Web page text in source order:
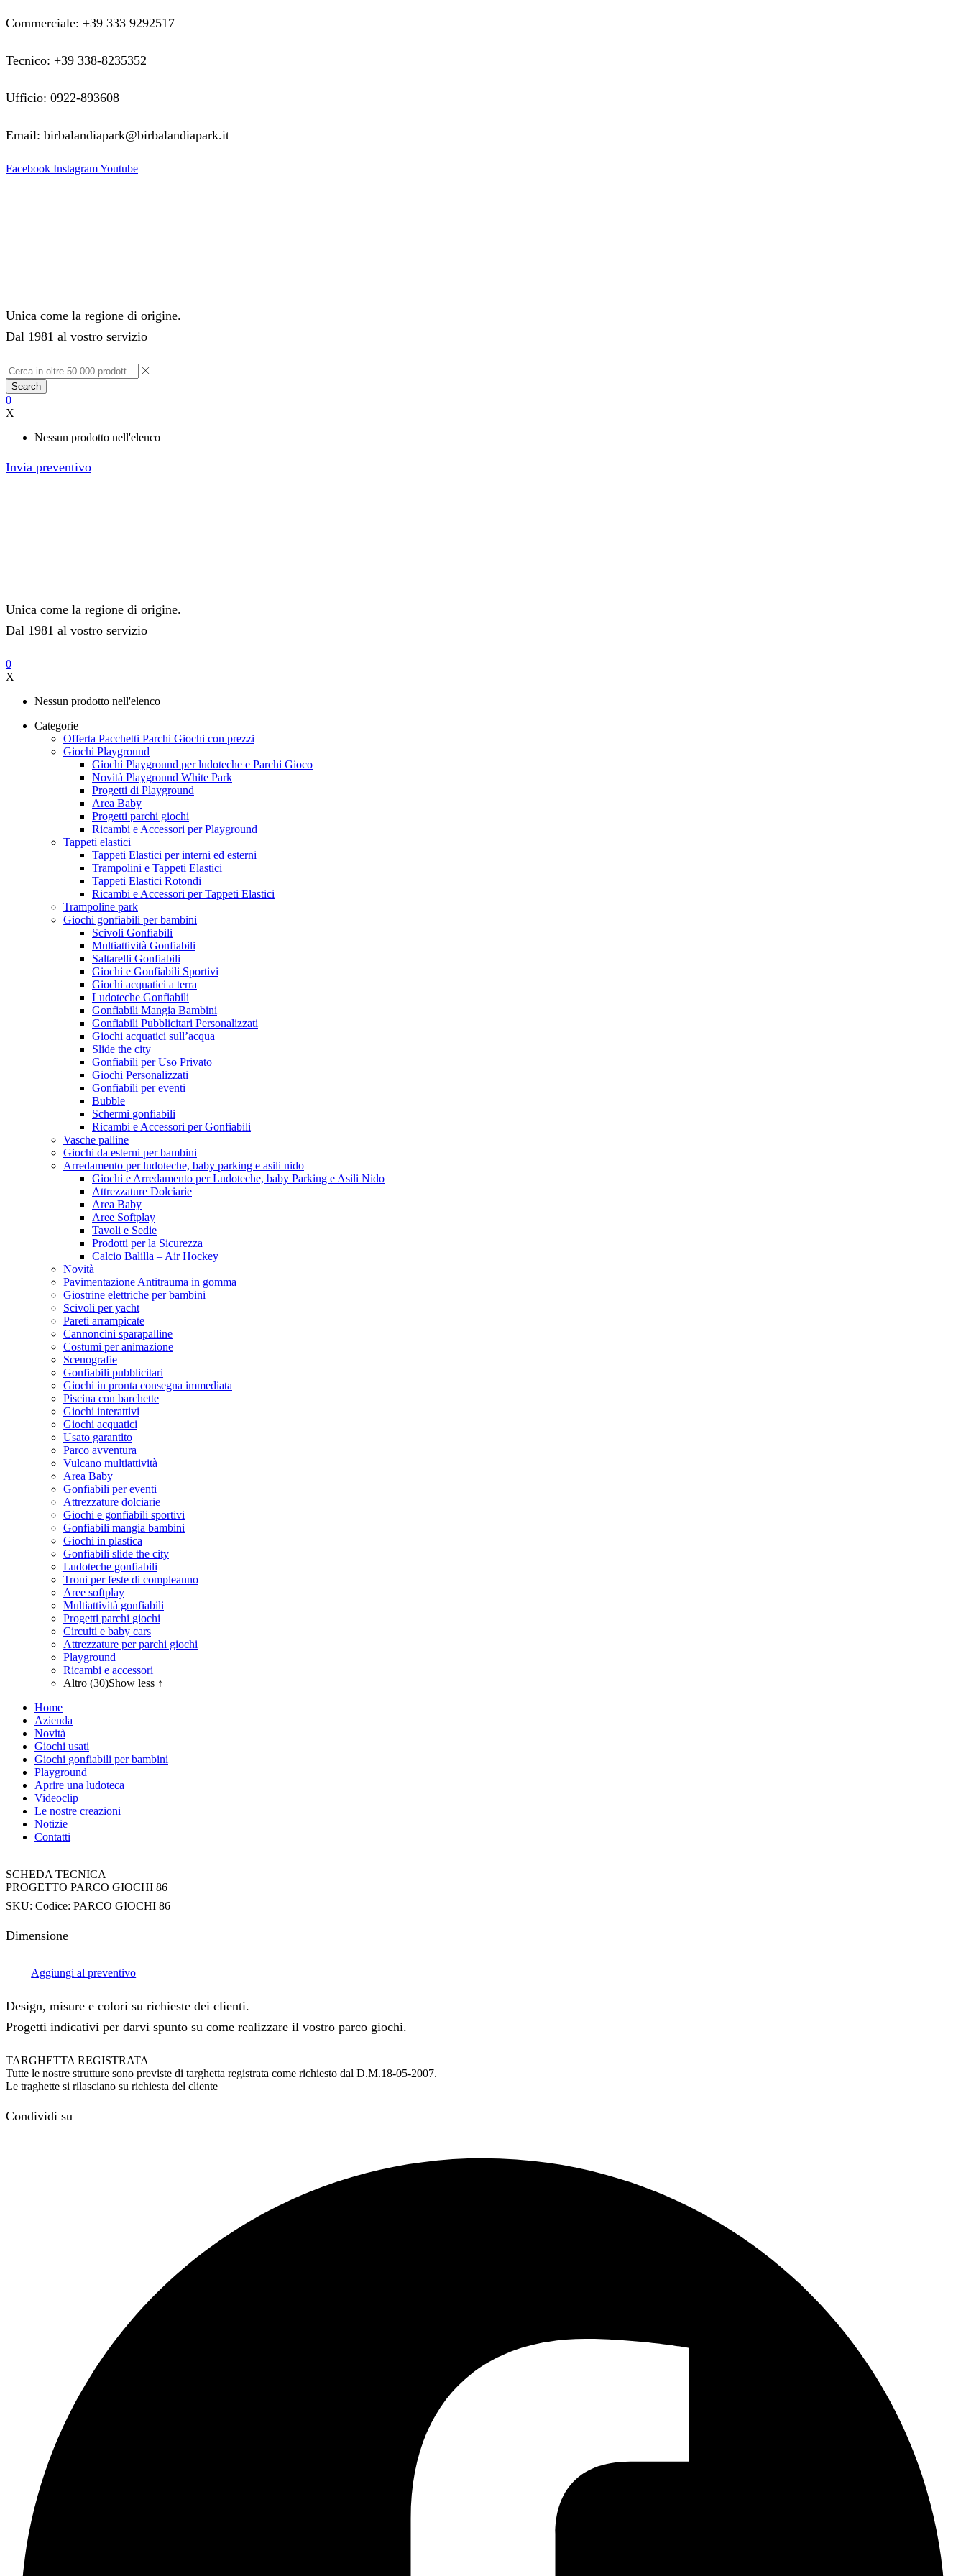
Commerciale: +39 333 9292517
Tecnico: +39 338-8235352
Ufficio: 0922-893608
Email: birbalandiapark@birbalandiapark.it
Facebook InstagramYoutube
Unica come la regione di origine.
Dal 1981 al vostro servizio
Search
0
X
Nessun prodotto nell'elenco
Invia preventivo
Unica come la regione di origine.
Dal 1981 al vostro servizio
0
X
Nessun prodotto nell'elenco
Categorie
Offerta Pacchetti Parchi Giochi con prezzi
Giochi Playground
Giochi Playground per ludoteche e Parchi Gioco
Novità Playground White Park
Progetti di Playground
Area Baby
Progetti parchi giochi
Ricambi e Accessori per Playground
Tappeti elastici
Tappeti Elastici per interni ed esterni
Trampolini e Tappeti Elastici
Tappeti Elastici Rotondi
Ricambi e Accessori per Tappeti Elastici
Trampoline park
Giochi gonfiabili per bambini
Scivoli Gonfiabili
Multiattività Gonfiabili
Saltarelli Gonfiabili
Giochi e Gonfiabili Sportivi
Giochi acquatici a terra
Ludoteche Gonfiabili
Gonfiabili Mangia Bambini
Gonfiabili Pubblicitari Personalizzati
Giochi acquatici sull’acqua
Slide the city
Gonfiabili per Uso Privato
Giochi Personalizzati
Gonfiabili per eventi
Bubble
Schermi gonfiabili
Ricambi e Accessori per Gonfiabili
Vasche palline
Giochi da esterni per bambini
Arredamento per ludoteche, baby parking e asili nido
Giochi e Arredamento per Ludoteche, baby Parking e Asili Nido
Attrezzature Dolciarie
Area Baby
Aree Softplay
Tavoli e Sedie
Prodotti per la Sicurezza
Calcio Balilla – Air Hockey
Novità
Pavimentazione Antitrauma in gomma
Giostrine elettriche per bambini
Scivoli per yacht
Pareti arrampicate
Cannoncini sparapalline
Costumi per animazione
Scenografie
Gonfiabili pubblicitari
Giochi in pronta consegna immediata
Piscina con barchette
Giochi interattivi
Giochi acquatici
Usato garantito
Parco avventura
Vulcano multiattività
Area Baby
Gonfiabili per eventi
Attrezzature dolciarie
Giochi e gonfiabili sportivi
Gonfiabili mangia bambini
Giochi in plastica
Gonfiabili slide the city
Ludoteche gonfiabili
Troni per feste di compleanno
Aree softplay
Multiattività gonfiabili
Progetti parchi giochi
Circuiti e baby cars
Attrezzature per parchi giochi
Playground
Ricambi e accessori
Altro (30)Show less ↑
Home
Azienda
Novità
Giochi usati
Giochi gonfiabili per bambini
Playground
Aprire una ludoteca
Videoclip
Le nostre creazioni
Notizie
Contatti
SCHEDA TECNICA
PROGETTO PARCO GIOCHI 86
SKU: Codice: PARCO GIOCHI 86
Dimensione
Aggiungi al preventivo
Design, misure e colori su richieste dei clienti.
Progetti indicativi per darvi spunto su come realizzare il vostro parco giochi.
TARGHETTA REGISTRATA
Tutte le nostre strutture sono previste di targhetta registrata come richiesto dal D.M.18-05-2007.
Le traghette si rilasciano su richiesta del cliente
Condividi su